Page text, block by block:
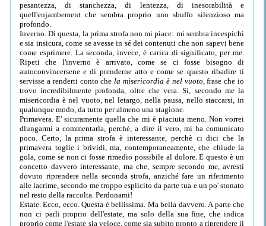
pesantezza, di stanchezza, di lentezza, di inesorabilità e
quell'enjambement che sembra proprio uno sbuffo silenzioso ma
profondo.
Inverno. Di questa, la prima strofa non mi piace: mi sembra incespichi
e sia insicura, come se avesse in sé dei contenuti che non sapevi bene
come esprimere. La seconda, invece, è carica di significato, per me.
Ripeti che l'inverno è arrivato, come se ci fosse bisogno di
autoconvincersene e di prenderne atto e come se questo ribadire ti
servisse a renderti conto che la misericordia è nel vuoto , frase che io
trovo incredibilmente profonda, oltre che vera. Sì, secondo me la
misericordia è nel vuoto, nel letargo, nella pausa, nello staccarsi, in
qualunque modo, da tutto per almeno una stagione.
Primavera. E' sicuramente quella che mi è piaciuta meno. Non vorrei
dlungarmi a commentarla, perché, a dire il vero, mi ha comunicato
poco. Certo, la prima strofa è interessante, perchè ci dici che la
primavera toglie i brividi, ma, contemporaneamente, che chiude la
gola, come se non ci fosse rimedio possibile al dolore. E questo è un
concetto davvero interessante, ma che, sempre secondo me, avresti
dovuto riprendere nella seconda strofa, anziché fare un riferimento
alle lacrime, secondo me troppo esplicito da parte tua e un po' stonato
nel resto della raccolta. Perdonami!
Estate. Ecco, ecco. Questa è bellissima. Ma bella davvero. A parte che
non ci parli proprio dell'estate, ma solo della sua fine, che indica
proprio come l'estate sia veloce, come sia subito pronto a riprendere il